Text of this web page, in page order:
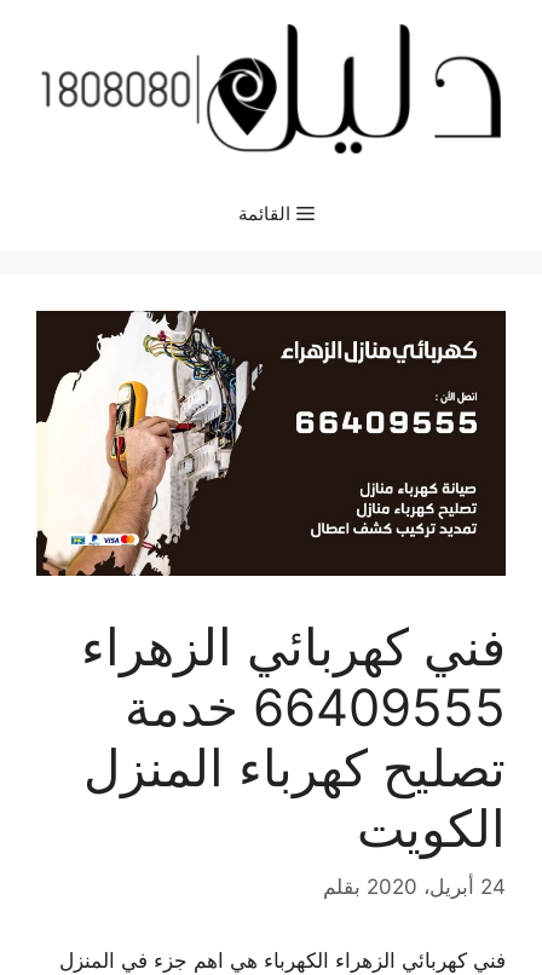
المحتوى
القائمة
فني كهربائي الزهراء
66409555 خدمة
تصليح كهرباء المنزل
الكويت
24 أبريل، 2020 بقلم
فني كهربائي الزهراء الكهرباء هي اهم جزء في المنزل